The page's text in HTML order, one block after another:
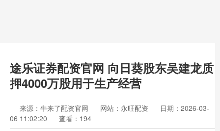
途乐证券配资官网 向日葵股东吴建龙质
押4000万股用于生产经营
来源：牛来了配资官网 网站：永旺配资
日期：2026-03-
06 11:02:20
查看：194